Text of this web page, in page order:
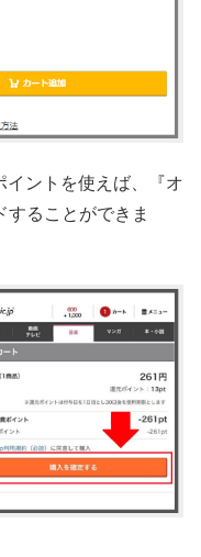
イントを使えば、『オ
することができま